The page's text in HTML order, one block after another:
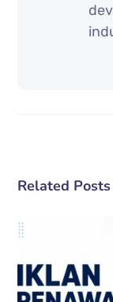
Related Posts